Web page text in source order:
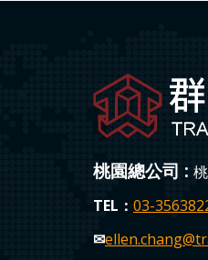
桃園總公司 :
TEL： 03-
✉ellen.chang